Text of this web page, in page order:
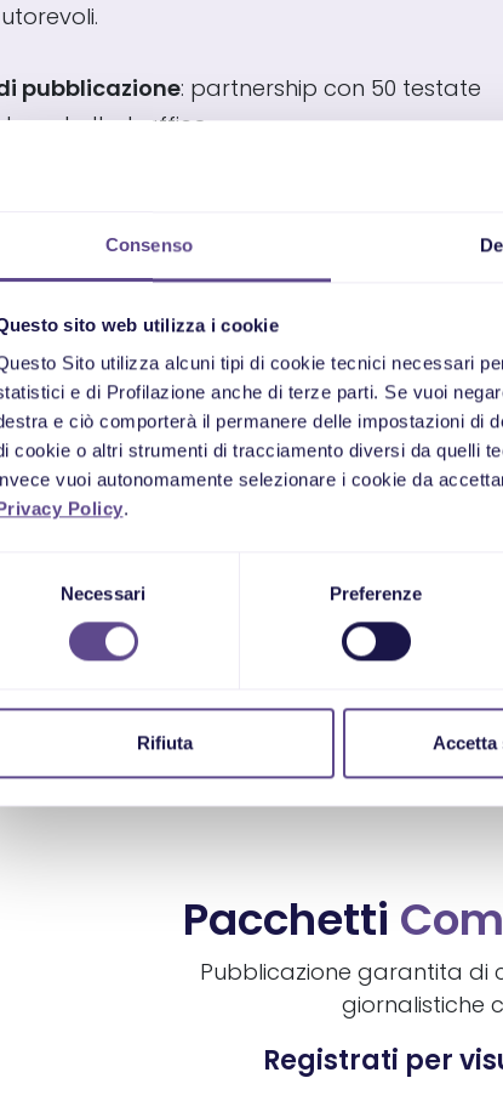
Consenso
sito web utilizza i cookie
Sito utilizza alcuni tipi di cookie tecnici necessari
e di Profilazione anche di terze parti. Se vuoi
e ciò comporterà il permanere delle impostazioni di
cookie o altri strumenti di tracciamento diversi da quelli
vuoi autonomamente selezionare i cookie da
Policy.
Necessari Preferenze
Rifiuta Accetta
pubblicazione: partnership con 50 testate
ad alto traffico
stampa da parte della nostra redazione
testi
ogni comunicato stampa inviato
Pacchetti
Pubblicazione garantita di
giornalistiche
Registrati per